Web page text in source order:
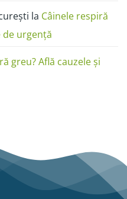
la Câinele respiră
de urgență
greu? Află cauzele și